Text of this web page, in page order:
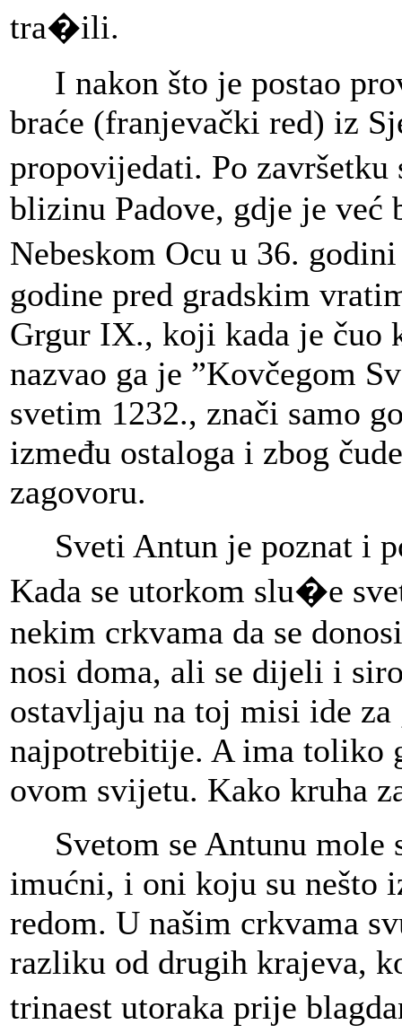
tra�ili.
I nakon što je postao
braće (franjevački red) iz
propovijedati. Po
blizinu Padove, gdje je već
Nebeskom Ocu u 36.
godine pred gradskim
Grgur IX., koji kada je čuo
nazvao ga je ”Kovčegom
svetim 1232., znači samo
između ostaloga i zbog
zagovoru.
Sveti Antun je poznat i
Kada se utorkom slu�e
nekim crkvama da se
nosi doma, ali se dijeli i
ostavljaju na toj misi ide za
najpotrebitije. A ima toliko
ovom svijetu. Kako kruha
Svetom se Antunu mole
imućni, i oni koju su nešto
redom. U našim crkvama
razliku od drugih krajeva,
trinaest utoraka prije